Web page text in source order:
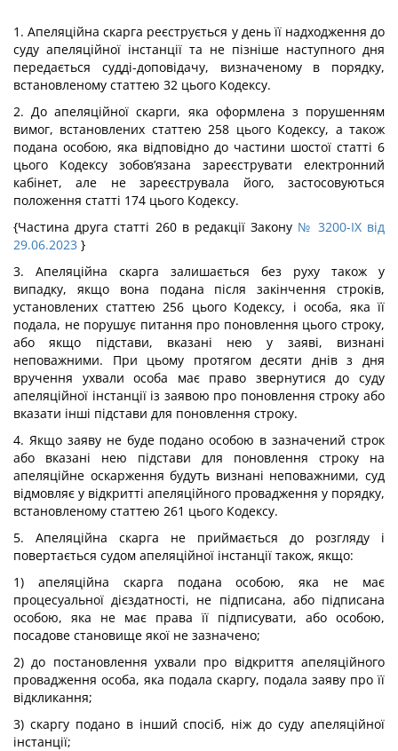
1. Апеляційна скарга реєструється у день її надходження до
суду апеляційної інстанції та не пізніше наступного дня
передається судді-доповідачу, визначеному в порядку,
встановленому статтею 32 цього Кодексу.
2. До апеляційної скарги, яка оформлена з порушенням
вимог, встановлених статтею 258 цього Кодексу, а також
подана особою, яка відповідно до частини шостої статті 6
цього Кодексу зобов’язана зареєструвати електронний
кабінет, але не зареєструвала його, застосовуються
положення статті 174 цього Кодексу.
{Частина друга статті 260 в редакції Закону № 3200-IX від
29.06.2023 }
3. Апеляційна скарга залишається без руху також у
випадку, якщо вона подана після закінчення строків,
установлених статтею 256 цього Кодексу, і особа, яка її
подала, не порушує питання про поновлення цього строку,
або якщо підстави, вказані нею у заяві, визнані
неповажними. При цьому протягом десяти днів з дня
вручення ухвали особа має право звернутися до суду
апеляційної інстанції із заявою про поновлення строку або
вказати інші підстави для поновлення строку.
4. Якщо заяву не буде подано особою в зазначений строк
або вказані нею підстави для поновлення строку на
апеляційне оскарження будуть визнані неповажними, суд
відмовляє у відкритті апеляційного провадження у порядку,
встановленому статтею 261 цього Кодексу.
5. Апеляційна скарга не приймається до розгляду і
повертається судом апеляційної інстанції також, якщо:
1) апеляційна скарга подана особою, яка не має
процесуальної дієздатності, не підписана, або підписана
особою, яка не має права її підписувати, або особою,
посадове становище якої не зазначено;
2) до постановлення ухвали про відкриття апеляційного
провадження особа, яка подала скаргу, подала заяву про її
відкликання;
3) скаргу подано в інший спосіб, ніж до суду апеляційної
інстанції;